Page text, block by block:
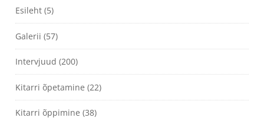
Esileht (5)
Galerii (57)
Intervjuud (200)
Kitarri õpetamine (22)
Kitarri õppimine (38)